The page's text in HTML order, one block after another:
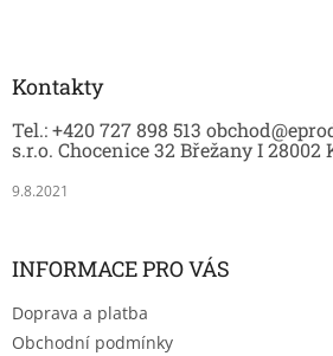
Kontakty
Tel.: +420 727 898 513
s.r.o. Chocenice 32 Břežany I 28002
9.8.2021
INFORMACE PRO VÁS
Doprava a platba
Obchodní podmínky